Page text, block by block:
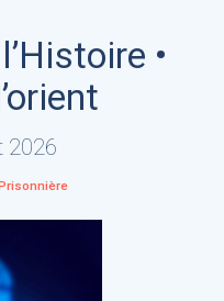
•
2026